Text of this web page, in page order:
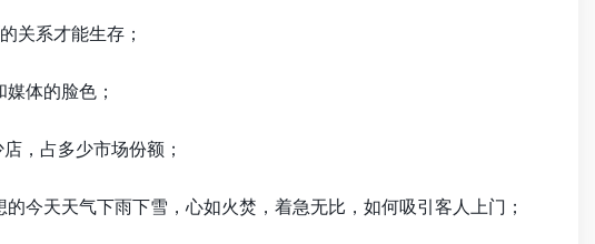
关系才能生存；
体的脸色；
，占多少市场份额；
天天气下雨下雪，心如火焚，着急无比，如何吸引客人上门；